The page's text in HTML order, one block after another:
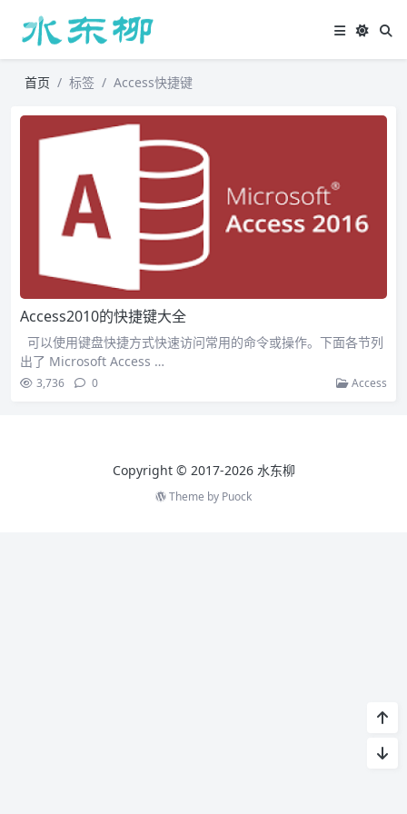
首页 标签 Access快捷键
Access2010的快捷键大全
可以使用键盘快捷方式快速访问常用的命令或操作。下面各节列
出了 Microsoft Access …
3,736 0 Access
Copyright © 2017-2026 水东柳
Theme by Puock